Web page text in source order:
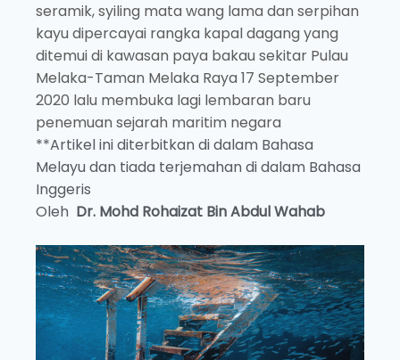
seramik, syiling mata wang lama dan serpihan
kayu dipercayai rangka kapal dagang yang
ditemui di kawasan paya bakau sekitar Pulau
Melaka-Taman Melaka Raya 17 September
2020 lalu membuka lagi lembaran baru
penemuan sejarah maritim negara
**Artikel ini diterbitkan di dalam Bahasa
Melayu dan tiada terjemahan di dalam Bahasa
Inggeris
Oleh Dr. Mohd Rohaizat Bin Abdul Wahab